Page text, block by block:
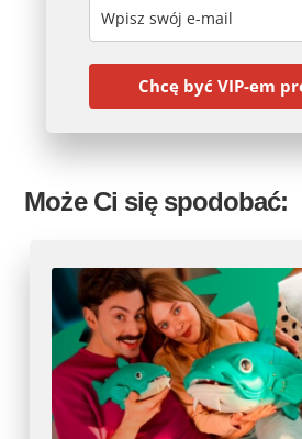
Chcę być VIP-em
Może Ci się spodobać: